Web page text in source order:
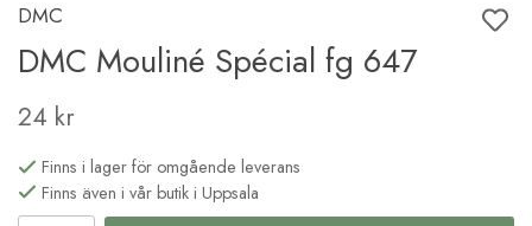
DMC
DMC Mouliné Spécial fg 647
24 kr
Finns i lager för omgående leverans
Finns även i vår butik i Uppsala